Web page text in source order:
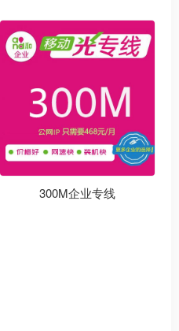
300M企业专线